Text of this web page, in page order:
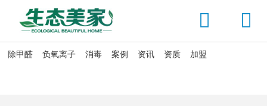


除甲醛 负氧离子 消毒 案例 资讯 资质 加盟